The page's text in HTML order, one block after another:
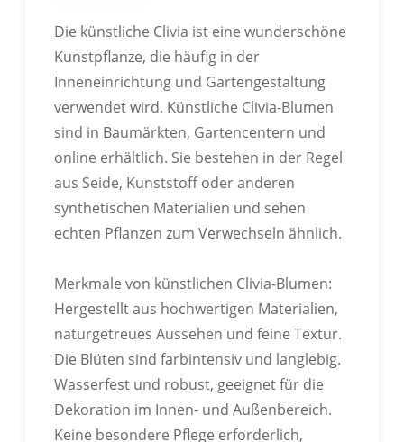
Die künstliche Clivia ist eine wunderschöne
Kunstpflanze, die häufig in der
Inneneinrichtung und Gartengestaltung
verwendet wird. Künstliche Clivia-Blumen
sind in Baumärkten, Gartencentern und
online erhältlich. Sie bestehen in der Regel
aus Seide, Kunststoff oder anderen
synthetischen Materialien und sehen
echten Pflanzen zum Verwechseln ähnlich.
Merkmale von künstlichen Clivia-Blumen:
Hergestellt aus hochwertigen Materialien,
naturgetreues Aussehen und feine Textur.
Die Blüten sind farbintensiv und langlebig.
Wasserfest und robust, geeignet für die
Dekoration im Innen- und Außenbereich.
Keine besondere Pflege erforderlich,